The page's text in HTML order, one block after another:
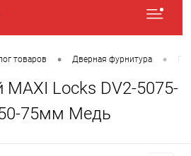
товаров • Дверная фурнитура •
MAXI Locks DV2-5075-
75мм Медь